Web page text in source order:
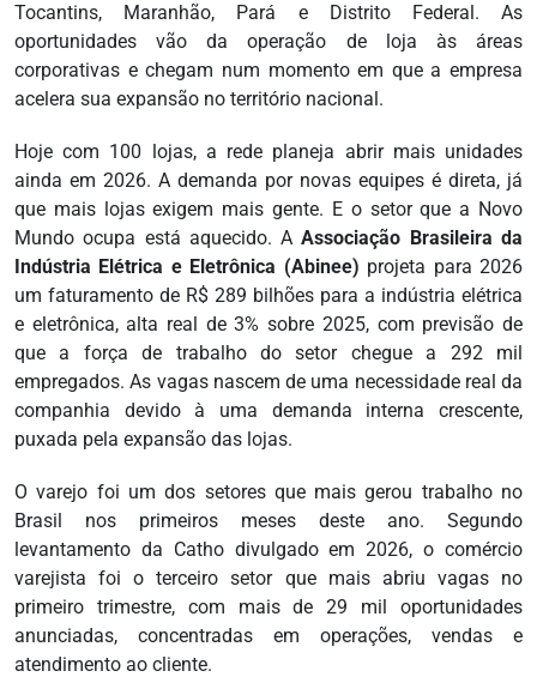
Tocantins, Maranhão, Pará e Distrito Federal. As
oportunidades vão da operação de loja às áreas
corporativas e chegam num momento em que a empresa
acelera sua expansão no território nacional.
Hoje com 100 lojas, a rede planeja abrir mais unidades
ainda em 2026. A demanda por novas equipes é direta, já
que mais lojas exigem mais gente. E o setor que a Novo
Mundo ocupa está aquecido. AAssociação Brasileira da
Indústria Elétrica e Eletrônica (Abinee) projeta para 2026
um faturamento de R$ 289 bilhões para a indústria elétrica
e eletrônica, alta real de 3% sobre 2025, com previsão de
que a força de trabalho do setor chegue a 292 mil
empregados. As vagas nascem de uma necessidade real da
companhia devido à uma demanda interna crescente,
puxada pela expansão das lojas.
O varejo foi um dos setores que mais gerou trabalho no
Brasil nos primeiros meses deste ano. Segundo
levantamento da Catho divulgado em 2026, o comércio
varejista foi o terceiro setor que mais abriu vagas no
primeiro trimestre, com mais de 29 mil oportunidades
anunciadas, concentradas em operações, vendas e
atendimento ao cliente.